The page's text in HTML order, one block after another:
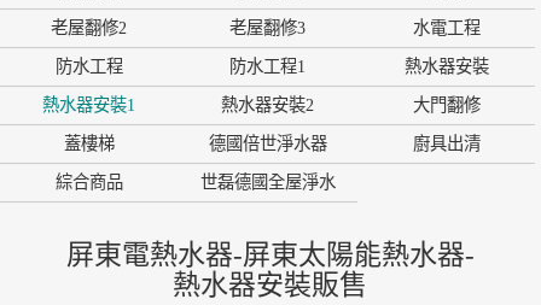
老屋翻修2
老屋翻修3
水電工程
防水工程
防水工程1
熱水器安裝
熱水器安裝1
熱水器安裝2
大門翻修
蓋樓梯
德國倍世淨水器
廚具出清
綜合商品
世磊德國全屋淨水
屏東電熱水器-屏東太陽能熱水器-
熱水器安裝販售